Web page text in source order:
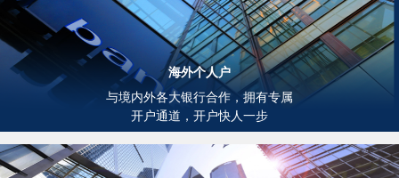
海外个人户
与境内外各大银行合作，拥有专属
开户通道，开户快人一步